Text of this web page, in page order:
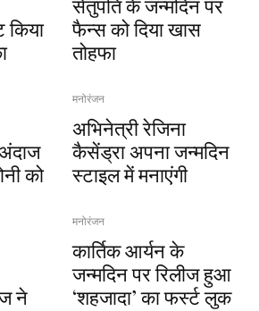
किया
को
ने
फैन्स को दिया खास
तोहफा
मनोरंजन
अभिनेत्री रेजिना
कैसेंड्रा अपना जन्मदिन
स्टाइल में मनाएंगी
मनोरंजन
कार्तिक आर्यन के
जन्मदिन पर रिलीज हुआ
‘शहजादा’ का फर्स्ट लुक